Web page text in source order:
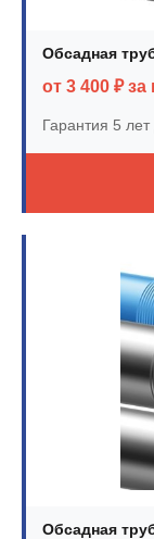
Обсадная
от 3 400 ₽ за
Гарантия 5 лет
Обсадная